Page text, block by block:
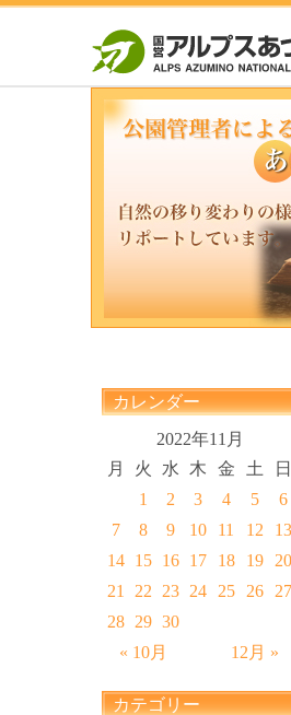
カレンダー
2022年11月
月
火 水 木 金 土 日
« 10月 12月 »
1 2 3 4 5
6
7
8 9 10 11 12
13
14 15 16 17 18 19
20
21
22 23 24 25 26
27
28 29 30
カテゴリー